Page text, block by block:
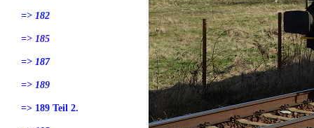
=> 182
=> 185
=> 187
=> 189
=> 189 Teil 2.